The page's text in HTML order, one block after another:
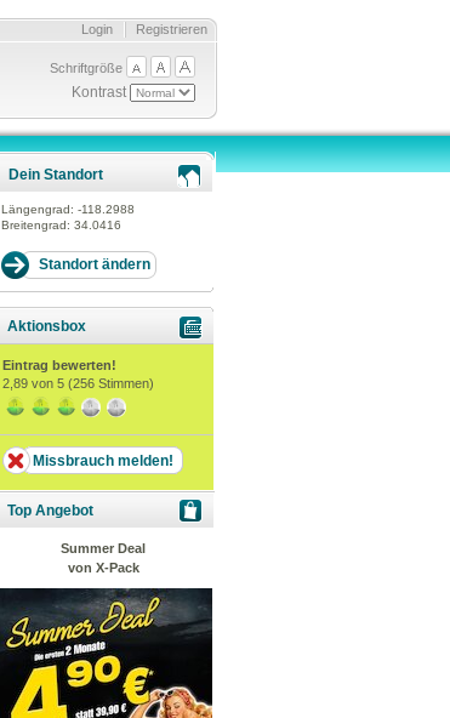
Registrieren
Login
Schriftgröße
Kontrast
Dein Standort
Längengrad: -118.2988
Breitengrad: 34.0416
Aktionsbox
Eintrag bewerten!
2,89 von 5 (256 Stimmen)
Missbrauch melden!
Top Angebot
Summer Deal
von X-Pack